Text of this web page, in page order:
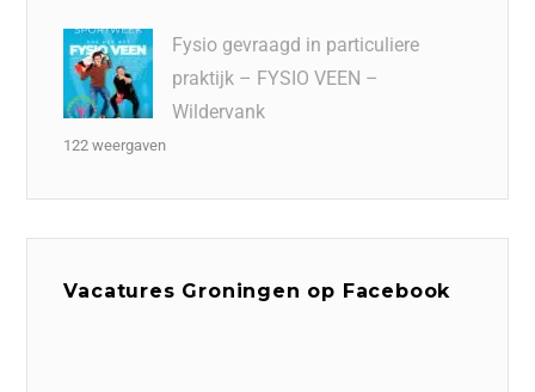
Fysio gevraagd in particuliere
praktijk – FYSIO VEEN –
Wildervank
122 weergaven
Vacatures Groningen op Facebook